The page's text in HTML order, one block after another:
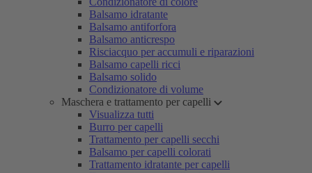
Balsamo idratante
Balsamo antiforfora
Balsamo anticrespo
Risciacquo per accumuli e riparazioni
Balsamo capelli ricci
Balsamo solido
Condizionatore di volume
Maschera e trattamento per capelli
Visualizza tutti
Burro per capelli
Trattamento per capelli secchi
Balsamo per capelli colorati
Trattamento idratante per capelli